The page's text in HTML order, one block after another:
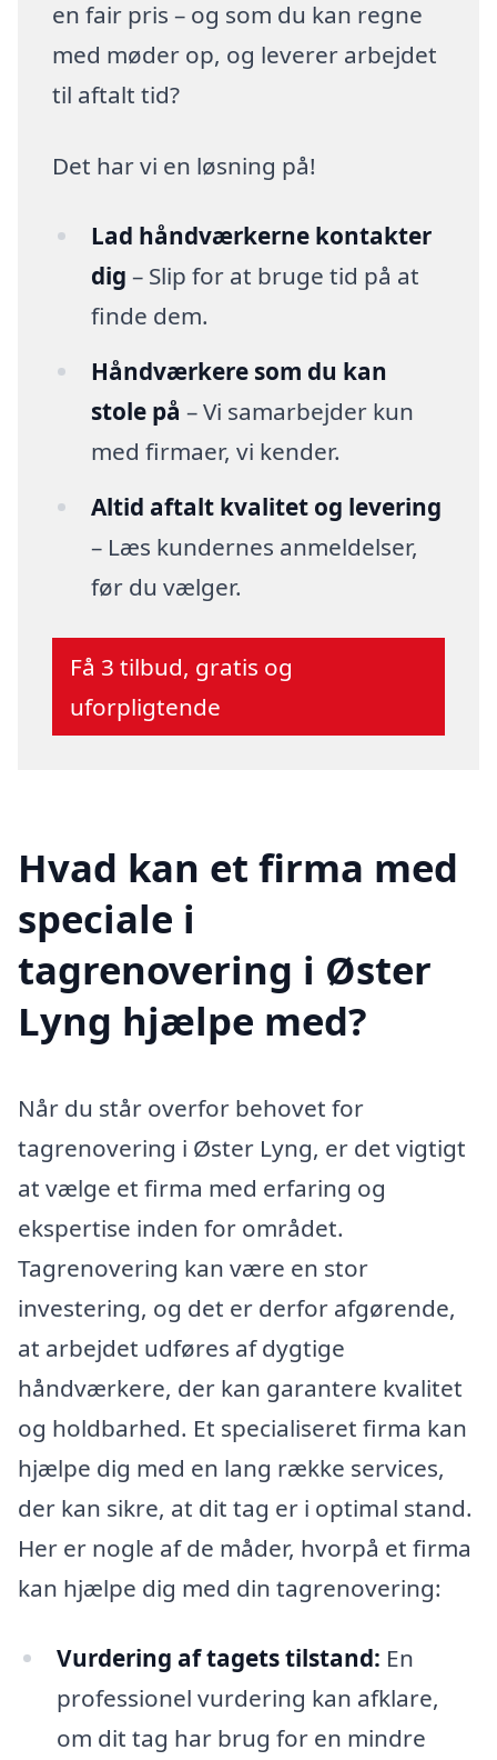
en fair pris – og som du kan regne
med møder op, og leverer arbejdet
til aftalt tid?
Det har vi en løsning på!
Lad håndværkerne kontakter
dig – Slip for at bruge tid på at
finde dem.
Håndværkere som du kan
stole på – Vi samarbejder kun
med firmaer, vi kender.
Altid aftalt kvalitet og levering
– Læs kundernes anmeldelser,
før du vælger.
Få 3 tilbud, gratis og
uforpligtende
Hvad kan et firma med
speciale i
tagrenovering i Øster
Lyng hjælpe med?
Når du står overfor behovet for
tagrenovering i Øster Lyng, er det vigtigt
at vælge et firma med erfaring og
ekspertise inden for området.
Tagrenovering kan være en stor
investering, og det er derfor afgørende,
at arbejdet udføres af dygtige
håndværkere, der kan garantere kvalitet
og holdbarhed. Et specialiseret firma kan
hjælpe dig med en lang række services,
der kan sikre, at dit tag er i optimal stand.
Her er nogle af de måder, hvorpå et firma
kan hjælpe dig med din tagrenovering:
Vurdering af tagets tilstand: En
professionel vurdering kan afklare,
om dit tag har brug for en mindre